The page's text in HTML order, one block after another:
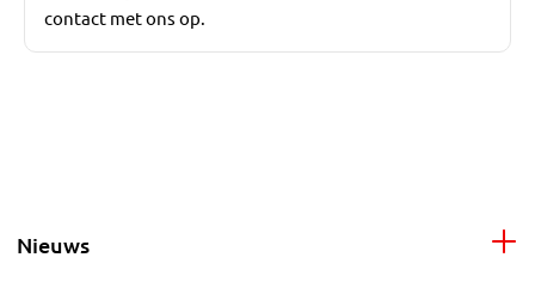
contact met ons op.
Nieuws